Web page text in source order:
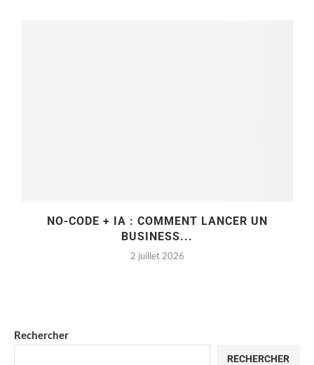
NO-CODE + IA : COMMENT LANCER UN
BUSINESS...
2 juillet 2026
Rechercher
RECHERCHER